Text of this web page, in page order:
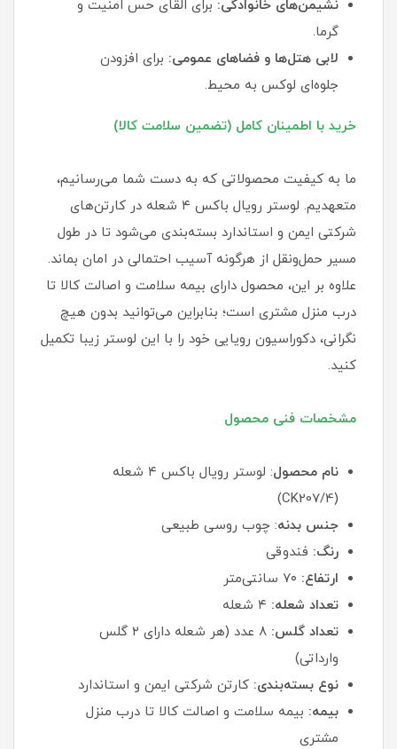
نشیمن‌های خانوادگی: برای القای حس امنیت و
گرما.
لابی هتل‌ها و فضاهای عمومی: برای افزودن
جلوه‌ای لوکس به محیط.
خرید با اطمینان کامل (تضمین سلامت کالا)
ما به کیفیت محصولاتی که به دست شما می‌رسانیم،
متعهدیم. لوستر رویال باکس ۴ شعله در کارتن‌های
شرکتی ایمن و استاندارد بسته‌بندی می‌شود تا در طول
مسیر حمل‌ونقل از هرگونه آسیب احتمالی در امان بماند.
علاوه بر این، محصول دارای بیمه سلامت و اصالت کالا تا
درب منزل مشتری است؛ بنابراین می‌توانید بدون هیچ
نگرانی، دکوراسیون رویایی خود را با این لوستر زیبا تکمیل
کنید.
مشخصات فنی محصول
نام محصول
: لوستر رویال باکس ۴ شعله
(CK207/4)
جنس بدنه: چوب روسی طبیعی
رنگ: فندوقی
ارتفاع:
تعداد شعله:
تعداد گلس:
۸ عدد (هر شعله دارای ۲ گلس
وارداتی)
نوع بسته‌بندی: کارتن شرکتی ایمن و استاندارد
بیمه: بیمه سلامت و اصالت کالا تا درب منزل
مشتری